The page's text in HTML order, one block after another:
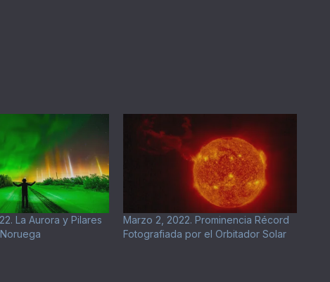
La Aurora y Pilares
Marzo 2, 2022. Prominencia Récord
Fotografiada por el Orbitador Solar